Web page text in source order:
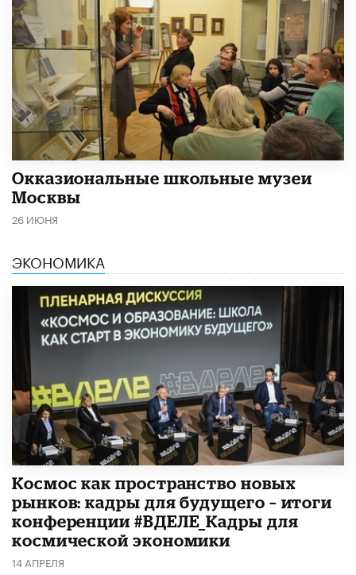
​Окказиональные школьные музеи
Москвы
26 ИЮНЯ
ЭКОНОМИКА
Космос как пространство новых
рынков: кадры для будущего – итоги
конференции #ВДЕЛЕ_Кадры для
космической экономики
14 АПРЕЛЯ